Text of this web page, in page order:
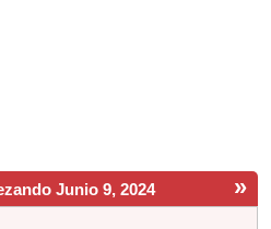
»
Junio 9, 2024